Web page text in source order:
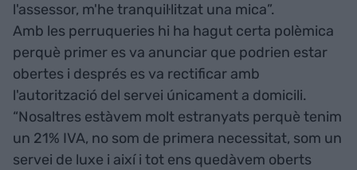
l'assessor, m'he tranquil·litzat una mica”.
Amb les perruqueries hi ha hagut certa polèmica
perquè primer es va anunciar que podrien estar
obertes i després es va rectificar amb
l'autorització del servei únicament a domicili.
“Nosaltres estàvem molt estranyats perquè tenim
un 21% IVA, no som de primera necessitat, som un
servei de luxe i així i tot ens quedàvem oberts